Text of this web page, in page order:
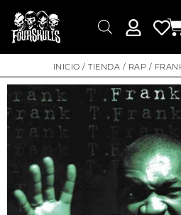
INICIO /TIENDA / RAP /